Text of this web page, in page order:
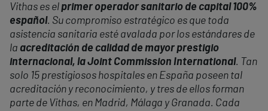
Vithas es elprimer operador sanitario de capital 100%
español. Su compromiso estratégico es que toda
asistencia sanitaria esté avalada por los estándares de
la acreditación de calidad de mayor prestigio
internacional, la Joint Commission International. Tan
solo 15 prestigiosos hospitales en España poseen tal
acreditación y reconocimiento, y tres de ellos forman
parte de Vithas, en Madrid, Málaga y Granada. Cada